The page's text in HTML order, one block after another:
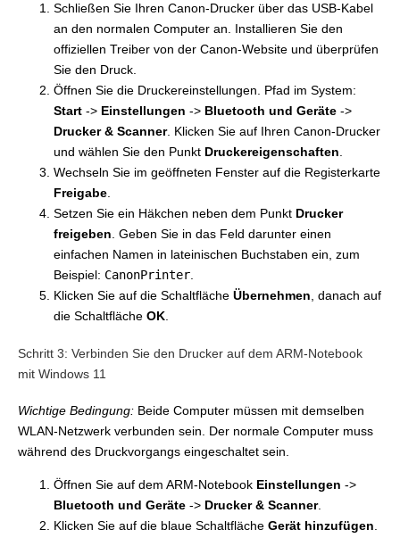
Schließen Sie Ihren Canon-Drucker über das USB-Kabel
an den normalen Computer an. Installieren Sie den
offiziellen Treiber von der Canon-Website und überprüfen
Sie den Druck.
Öffnen Sie die Druckereinstellungen. Pfad im System:
Start -> Einstellungen -> Bluetooth und Geräte ->
Drucker & Scanner. Klicken Sie auf Ihren Canon-Drucker
und wählen Sie den Punkt Druckereigenschaften
Wechseln Sie im geöffneten Fenster auf die Registerkarte
Freigabe
Setzen Sie ein Häkchen neben dem Punkt Drucker
freigeben . Geben Sie in das Feld darunter einen
einfachen Namen in lateinischen Buchstaben ein, zum
Beispiel: CanonPrinter
Klicken Sie auf die Schaltfläche Übernehmen , danach auf
die Schaltfläche OK
Schritt 3: Verbinden Sie den Drucker auf dem ARM-Notebook
mit Windows 11
Wichtige Bedingung: Beide Computer müssen mit demselben
WLAN-Netzwerk verbunden sein. Der normale Computer muss
während des Druckvorgangs eingeschaltet sein.
Öffnen Sie auf dem ARM-Notebook Einstellungen ->
Bluetooth und Geräte -> Drucker & Scanner.
Klicken Sie auf die blaue Schaltfläche Gerät hinzufügen.